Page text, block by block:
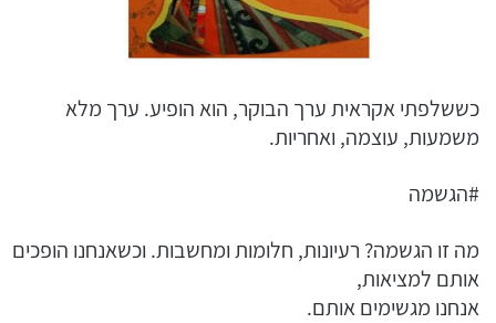
כששלפתי אקראית ערך הבוקר, הוא הופיע. ערך מלא
משמעות, עוצמה, ואחריות.
#הגשמה
מה זו הגשמה? רעיונות, חלומות ומחשבות. וכשאנחנו הופכים
אותם למציאות,
אנחנו מגשימים אותם.